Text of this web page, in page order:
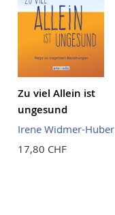
Zu viel Allein ist
ungesund
Irene Widmer-Huber
17,80 CHF